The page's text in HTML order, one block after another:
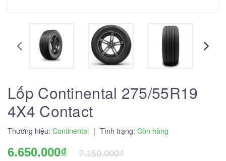
Lốp Continental 275/55R19
4X4 Contact
Thương hiệu: Continental | Tình trạng: Còn hàng
6.650.000₫
7.150.000₫